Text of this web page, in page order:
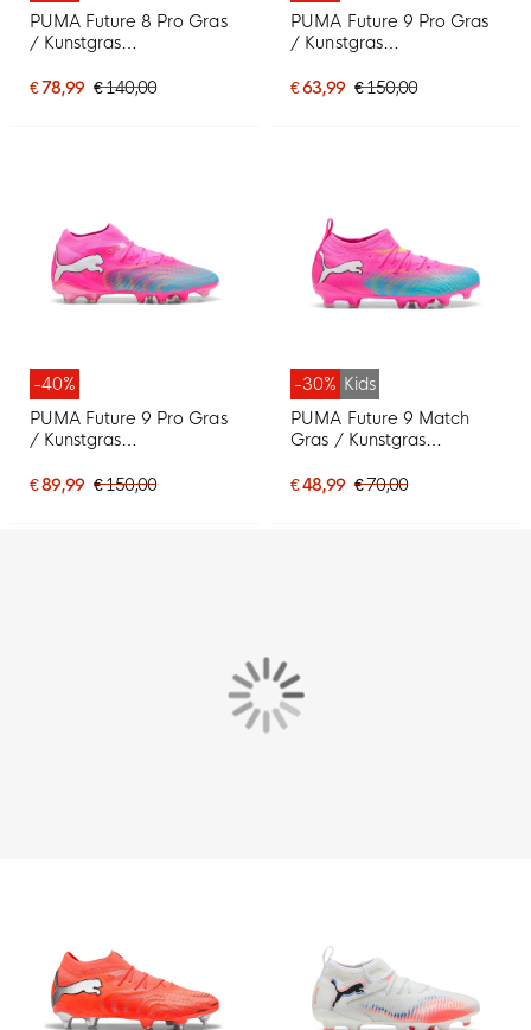
PUMA Future 8 Pro Gras
/ Kunstgras
Oranje Roze Zwart
€ 78,99 € 140,00
PUMA Future 9 Pro Gras
/ Kunstgras
Zwart Rood
€ 63,99 € 150,00
-40%
PUMA Future 9 Pro Gras
/ Kunstgras
Felroze Blauw Geel
€ 89,99 € 150,00
-30% Kids
PUMA Future 9 Match
Gras / Kunstgras
Kids Felroze Blauw Geel
€ 48,99 € 70,00